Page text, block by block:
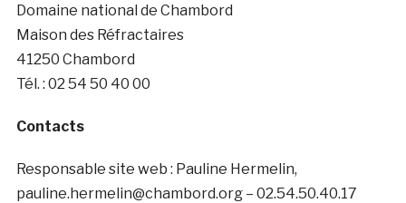
Domaine national de Chambord
Maison des Réfractaires
41250 Chambord
Tél. : 02 54 50 40 00
Contacts
Responsable site web : Pauline Hermelin,
pauline.hermelin@chambord.org – 02.54.50.40.17